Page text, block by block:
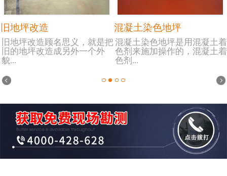
旧地坪改造
旧地坪改造顾名思义，就是把
旧的地坪改造成另外一个外
貌...
混凝土染色地坪
混凝土染色地坪是用混凝土着
色剂来施加操作的，混凝土着
色剂...